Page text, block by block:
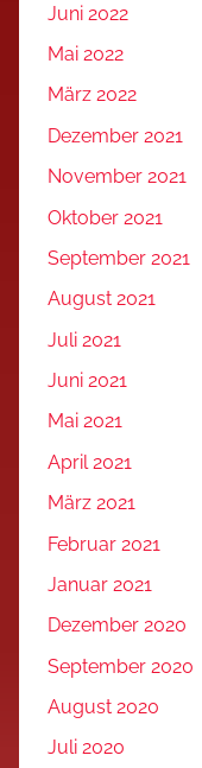
Juni 2022
Mai 2022
März 2022
Dezember 2021
November 2021
Oktober 2021
September 2021
August 2021
Juli 2021
Juni 2021
Mai 2021
April 2021
März 2021
Februar 2021
Januar 2021
Dezember 2020
September 2020
August 2020
Juli 2020